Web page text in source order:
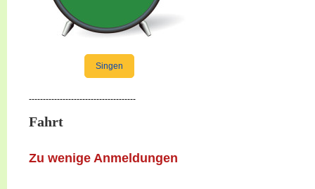
Singen
--------------------------------------
Fahrt
Zu wenige Anmeldungen